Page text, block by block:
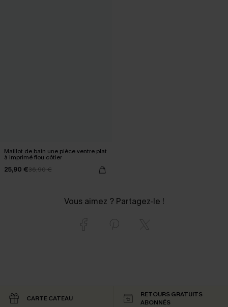
Maillot de bain une pièce ventre plat
à imprimé flou côtier
25,90 €36,90 €
Vous aimez ? Partagez-le !
CARTE CATEAU
RETOURS GRATUITS
ABONNÉS